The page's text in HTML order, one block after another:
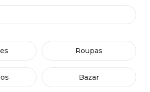
Roupas
Bazar